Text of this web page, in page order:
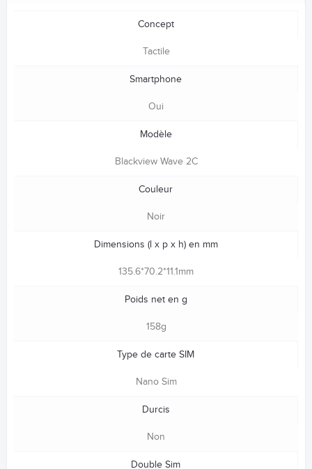
Concept
Tactile
Smartphone
Oui
Modèle
Blackview Wave 2C
Couleur
Noir
Dimensions (l x p x h) en mm
135.6*70.2*11.1mm
Poids net en g
158g
Type de carte SIM
Nano Sim
Durcis
Non
Double Sim